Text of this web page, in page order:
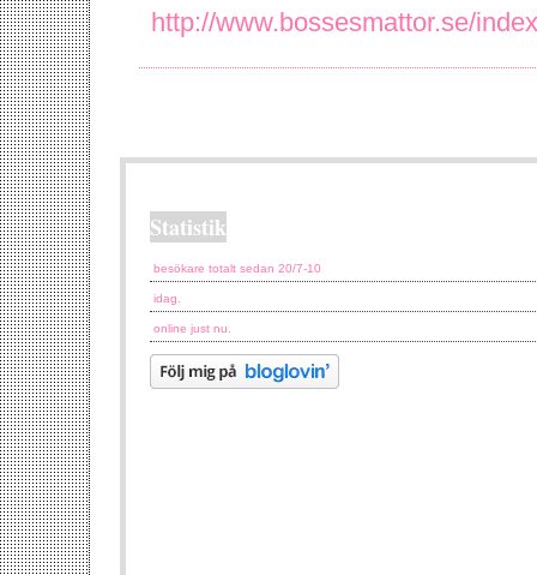
http://www.bossesmattor.se/
Statistik
besökare totalt sedan 20/7-10
idag.
online just nu.